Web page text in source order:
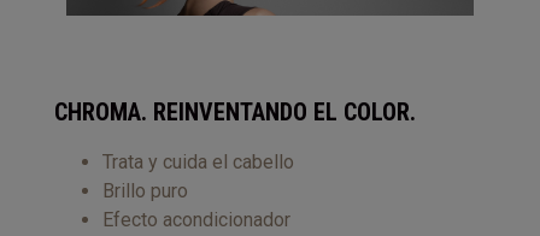
CHROMA. REINVENTANDO EL COLOR.
Trata y cuida el cabello
Brillo puro
Efecto acondicionador